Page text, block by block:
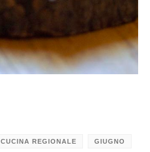
CUCINA REGIONALE GIUGNO